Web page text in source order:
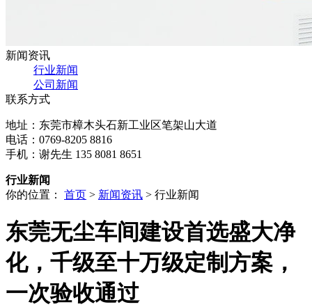
新闻资讯
行业新闻
公司新闻
联系方式
地址：东莞市樟木头石新工业区笔架山大道
电话：0769-8205 8816
手机：谢先生 135 8081 8651
行业新闻
你的位置： 首页 > 新闻资讯 > 行业新闻
东莞无尘车间建设首选盛大净
化，千级至十万级定制方案，
一次验收通过